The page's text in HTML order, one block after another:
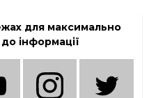
для максимально
інформації